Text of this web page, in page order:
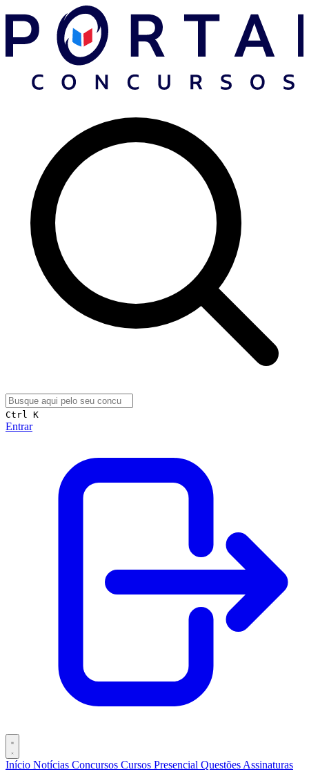
Ctrl K
Entrar
Início Notícias Concursos Cursos Presencial Questões Assinaturas